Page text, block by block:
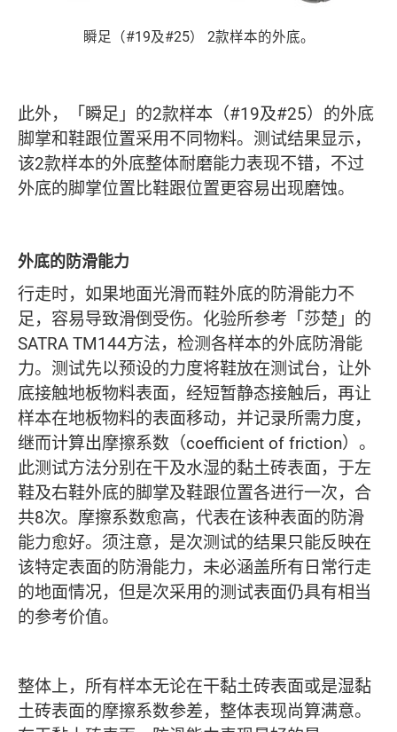
瞬足（#19及#25） 2款样本的外底。
此外，「瞬足」的2款样本（#19及#25）的外底
脚掌和鞋跟位置采用不同物料。测试结果显示，
该2款样本的外底整体耐磨能力表现不错，不过
外底的脚掌位置比鞋跟位置更容易出现磨蚀。
外底的防滑能力
行走时，如果地面光滑而鞋外底的防滑能力不
足，容易导致滑倒受伤。化验所参考「莎楚」的
SATRA TM144方法，检测各样本的外底防滑能
力。测试先以预设的力度将鞋放在测试台，让外
底接触地板物料表面，经短暂静态接触后，再让
样本在地板物料的表面移动，并记录所需力度，
继而计算出摩擦系数（coefficient of friction）。
此测试方法分别在干及水湿的黏土砖表面，于左
鞋及右鞋外底的脚掌及鞋跟位置各进行一次，合
共8次。摩擦系数愈高，代表在该种表面的防滑
能力愈好。须注意，是次测试的结果只能反映在
该特定表面的防滑能力，未必涵盖所有日常行走
的地面情况，但是次采用的测试表面仍具有相当
的参考价值。
整体上，所有样本无论在干黏土砖表面或是湿黏
土砖表面的摩擦系数参差，整体表现尚算满意。